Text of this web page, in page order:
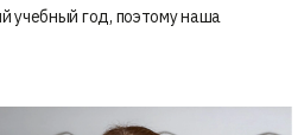
учебный год, поэтому наша